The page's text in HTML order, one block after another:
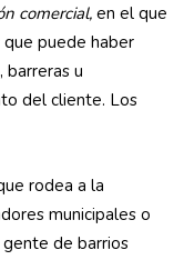
comercial, en el que
que puede haber
barreras u
del cliente. Los
rodea a la
municipales o
de barrios